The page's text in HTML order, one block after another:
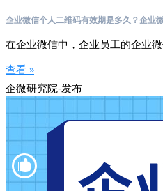
企业微信个人二维码有效期是多久？企业
在企业微信中，企业员工的企业
查看 »
企微研究院-发布